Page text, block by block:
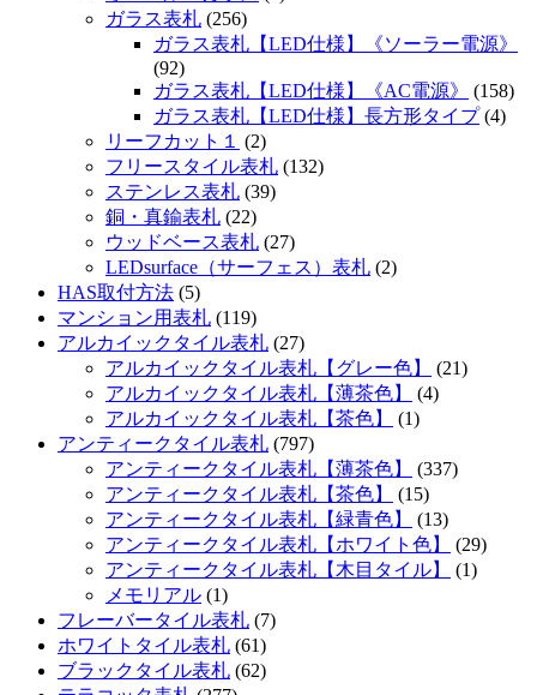
ガラス表札 (256)
ガラス表札【LED仕様】《ソーラー電源》
(92)
ガラス表札【LED仕様】《AC電源》
(158)
ガラス表札【LED仕様】長方形タイプ(4)
リーフカット１
(2)
フリースタイル表札 (132)
ステンレス表札 (39)
銅・真鍮表札 (22)
ウッドベース表札 (27)
LEDsurface（サーフェス）表札 (2)
HAS取付方法 (5)
マンション用表札 (119)
アルカイックタイル表札 (27)
アルカイックタイル表札【グレー色】
(21)
アルカイックタイル表札【薄茶色】
(4)
アルカイックタイル表札【茶色】
(1)
アンティークタイル表札 (797)
アンティークタイル表札【薄茶色】
(337)
アンティークタイル表札【茶色】
(15)
アンティークタイル表札【緑青色】
(13)
アンティークタイル表札【ホワイト色】
(29)
アンティークタイル表札【木目タイル】
(1)
メモリアル (1)
フレーバータイル表札 (7)
ホワイトタイル表札 (61)
ブラックタイル表札 (62)